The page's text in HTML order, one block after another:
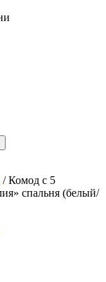
/ Комод с 5
спальня (белый/